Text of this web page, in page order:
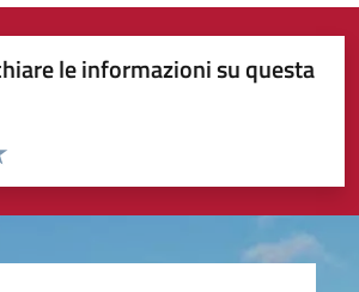
le informazioni su questa
pagina
5 stelle su 5
stelle su 5
su 5
su 5